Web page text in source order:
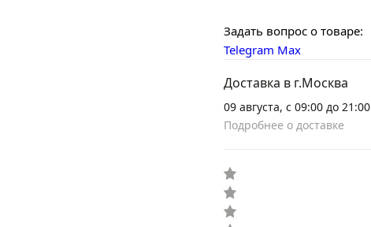
Задать вопрос о товаре:
Telegram Max
Доставка в г.Москва
09 августа, с 09:00 до 21:00
Подробнее о доставке